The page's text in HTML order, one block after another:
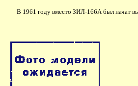
В 1961 году вместо ЗИЛ-166А был начат